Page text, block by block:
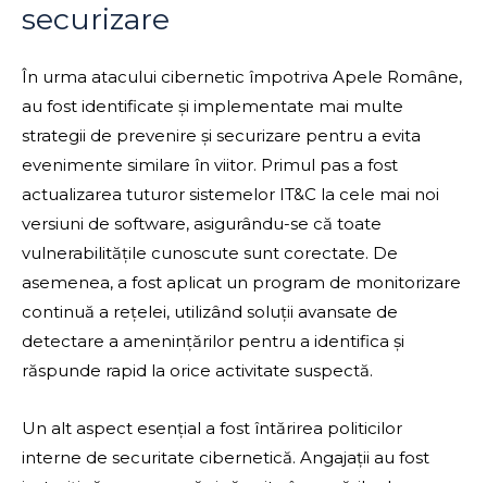
securizare
În urma atacului cibernetic împotriva Apele Române,
au fost identificate și implementate mai multe
strategii de prevenire și securizare pentru a evita
evenimente similare în viitor. Primul pas a fost
actualizarea tuturor sistemelor IT&C la cele mai noi
versiuni de software, asigurându-se că toate
vulnerabilitățile cunoscute sunt corectate. De
asemenea, a fost aplicat un program de monitorizare
continuă a rețelei, utilizând soluții avansate de
detectare a amenințărilor pentru a identifica și
răspunde rapid la orice activitate suspectă.
Un alt aspect esențial a fost întărirea politicilor
interne de securitate cibernetică. Angajații au fost